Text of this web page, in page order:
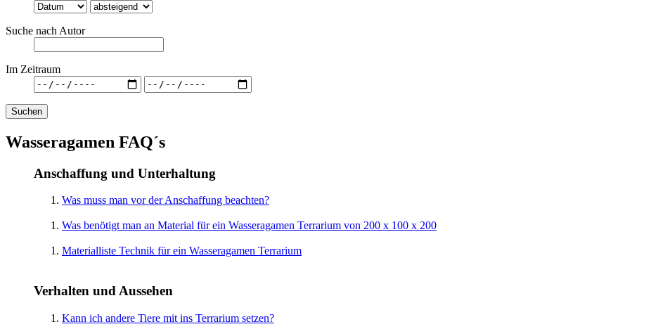
Suche nach Autor
Im Zeitraum
Suchen
Wasseragamen FAQ´s
Anschaffung und Unterhaltung
Was muss man vor der Anschaffung beachten?
Was benötigt man an Material für ein Wasseragamen Terrarium von 200 x 100 x 200
Materialliste Technik für ein Wasseragamen Terrarium
Verhalten und Aussehen
Kann ich andere Tiere mit ins Terrarium setzen?